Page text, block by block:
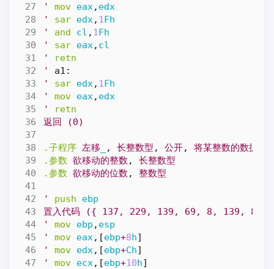
'
mov eax, edx
'
sar edx, 1Fh
'
and cl , 1Fh
'
sar eax, cl
'
retn
'
a1:
'
sar edx, 1Fh
'
mov eax, edx
'
retn
返回
(0)
.子程序 左移 , 长整数型 , 公开,
将某整数的数据位
.参数 欲移动的整数 ,
长整数型
.参数 欲移动的位数 , 整数型
' push
ebp
置入代码
({ 137, 229, 139, 69, 8, 139, 85,
'
mov ebp , esp
'
mov eax,[ebp+8h]
'
mov edx,[ebp+Ch]
'
mov ecx,[ebp+10h]